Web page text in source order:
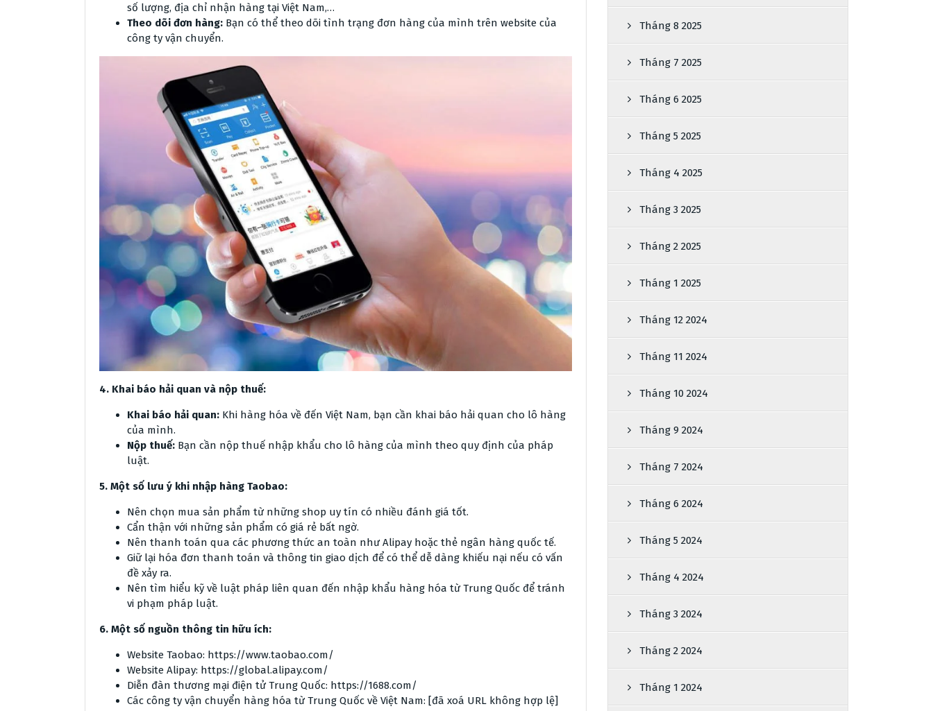
số lượng, địa chỉ nhận hàng tại Việt Nam,…
Theo dõi đơn hàng: Bạn có thể theo dõi tình trạng đơn hàng của mình trên website của
công ty vận chuyển.
4. Khai báo hải quan và nộp thuế:
Khai báo hải quan: Khi hàng hóa về đến Việt Nam, bạn cần khai báo hải quan cho lô hàng
của mình.
Nộp thuế: Bạn cần nộp thuế nhập khẩu cho lô hàng của mình theo quy định của pháp
luật.
5. Một số lưu ý khi nhập hàng Taobao:
Nên chọn mua sản phẩm từ những shop uy tín có nhiều đánh giá tốt.
Cẩn thận với những sản phẩm có giá rẻ bất ngờ.
Nên thanh toán qua các phương thức an toàn như Alipay hoặc thẻ ngân hàng quốc tế.
Giữ lại hóa đơn thanh toán và thông tin giao dịch để có thể dễ dàng khiếu nại nếu có vấn
đề xảy ra.
Nên tìm hiểu kỹ về luật pháp liên quan đến nhập khẩu hàng hóa từ Trung Quốc để tránh
vi phạm pháp luật.
6. Một số nguồn thông tin hữu ích:
Website Taobao: https://www.taobao.com/
Website Alipay: https://global.alipay.com/
Diễn đàn thương mại điện tử Trung Quốc: https://1688.com/
Các công ty vận chuyển hàng hóa từ Trung Quốc về Việt Nam: [đã xoá URL không hợp lệ]
Tháng 8 2025
Tháng 7 2025
Tháng 6 2025
Tháng 5 2025
Tháng 4 2025
Tháng 3 2025
Tháng 2 2025
Tháng 1 2025
Tháng 12 2024
Tháng 11 2024
Tháng 10 2024
Tháng 9 2024
Tháng 7 2024
Tháng 6 2024
Tháng 5 2024
Tháng 4 2024
Tháng 3 2024
Tháng 2 2024
Tháng 1 2024